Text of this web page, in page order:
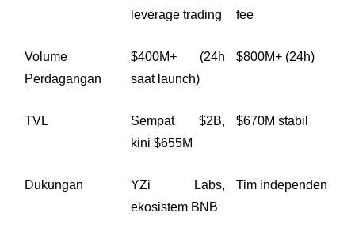
leverage trading
fee
Volume
Perdagangan
$400M+ (24h
saat launch)
$800M+ (24h)
TVL
Sempat $2B,
kini $655M
$670M stabil
Dukungan
YZi Labs,
ekosistem BNB
Tim independen